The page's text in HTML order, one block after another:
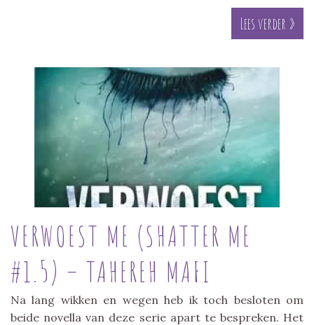
Lees verder »
VERWOEST ME (SHATTER ME
#1.5) – TAHEREH MAFI
Na lang wikken en wegen heb ik toch besloten om
beide novella van deze serie apart te bespreken. Het